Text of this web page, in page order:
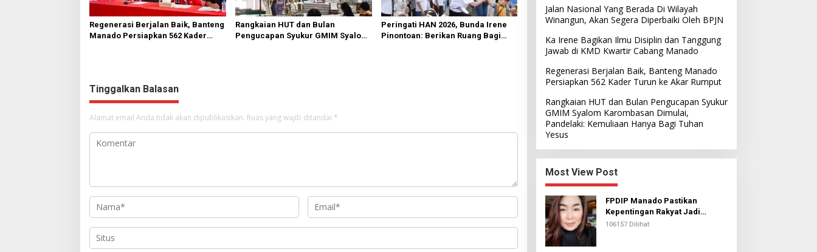
Regenerasi Berjalan Baik, Banteng
Manado Persiapkan 562 Kader
Rangkaian HUT dan Bulan
Pengucapan Syukur GMIM Syalom
Peringati HAN 2026, Bunda Irene
Pinontoan: Berikan Ruang Bagi
Tinggalkan Balasan
Alamat email Anda tidak akan dipublikasikan. Ruas yang wajib ditandai *
Jalan Nasional Yang Berada Di Wilayah
Winangun, Akan Segera Diperbaiki Oleh BPJN
Ka Irene Bagikan Ilmu Disiplin dan Tanggung
Jawab di KMD Kwartir Cabang Manado
Regenerasi Berjalan Baik, Banteng Manado
Persiapkan 562 Kader Turun ke Akar Rumput
Rangkaian HUT dan Bulan Pengucapan Syukur
GMIM Syalom Karombasan Dimulai,
Pandelaki: Kemuliaan Hanya Bagi Tuhan
Yesus
Most View Post
FPDIP Manado Pastikan
Kepentingan Rakyat Jadi
Prioritas Dalam Perjuangan
106157 Dilihat